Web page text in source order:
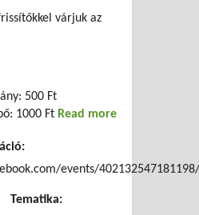
várjuk az
500 Ft
1000 Ft Read more
Július 10
events/402132547181198/
Tematika: